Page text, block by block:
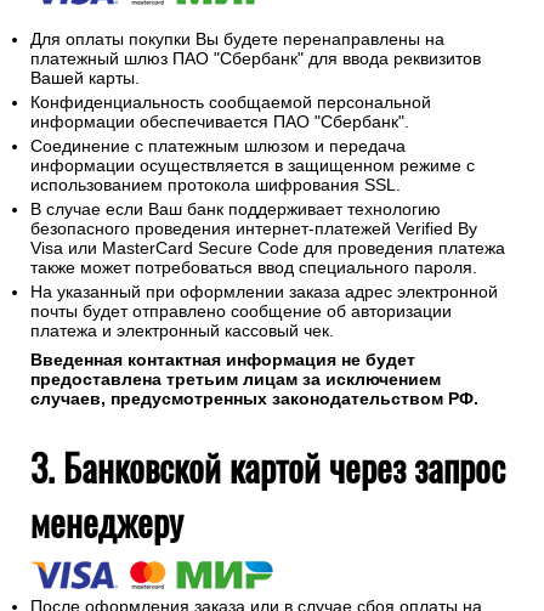
Для оплаты покупки Вы будете перенаправлены на
платежный шлюз ПАО "Сбербанк" для ввода реквизитов
Вашей карты.
Конфиденциальность сообщаемой персональной
информации обеспечивается ПАО "Сбербанк".
Соединение с платежным шлюзом и передача
информации осуществляется в защищенном режиме с
использованием протокола шифрования SSL.
В случае если Ваш банк поддерживает технологию
безопасного проведения интернет-платежей Verified By
Visa или MasterCard Secure Code для проведения платежа
также может потребоваться ввод специального пароля.
На указанный при оформлении заказа адрес электронной
почты будет отправлено сообщение об авторизации
платежа и электронный кассовый чек.
Введенная контактная информация не будет
предоставлена третьим лицам за исключением
случаев, предусмотренных законодательством РФ.
3. Банковской картой через запрос
менеджеру
После оформления заказа или в случае сбоя оплаты на